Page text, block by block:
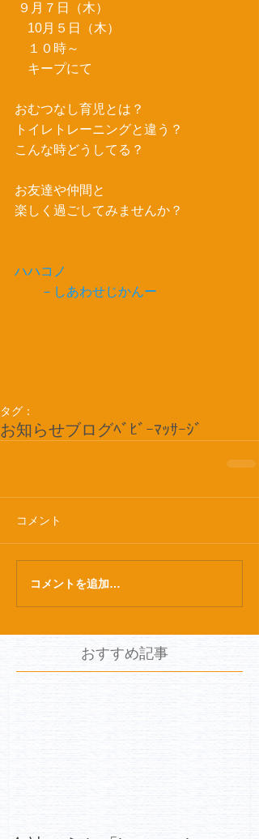
９月７日（木）
10月５日（木）
１０時～
キープにて
おむつなし育児とは？
トイレトレーニングと違う？
こんな時どうしてる？
お友達や仲間と
楽しく過ごしてみませんか？
ハハコノ
－しあわせじかんー
タグ：
お知らせブログﾍﾞﾋﾞｰﾏｯｻｰｼﾞ
コメント
コメントを追加…
おすすめ記事